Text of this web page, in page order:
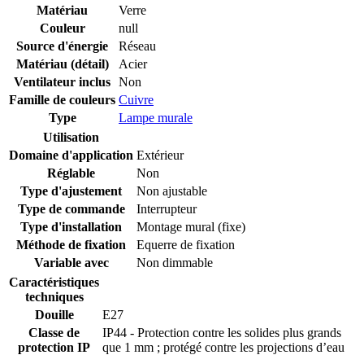
Matériau
Verre
Couleur
null
Source d'énergie
Réseau
Matériau (détail)
Acier
Ventilateur inclus Non
Famille de couleurs Cuivre
Type
Lampe murale
Utilisation
Domaine d'application Extérieur
Réglable
Non
Type d'ajustement
Non ajustable
Type de commande
Interrupteur
Type d'installation
Montage mural (fixe)
Méthode de fixation
Equerre de fixation
Variable avec
Non dimmable
Caractéristiques
techniques
Douille
E27
Classe de
protection IP
IP44 - Protection contre les solides plus grands
que 1 mm ; protégé contre les projections d’eau